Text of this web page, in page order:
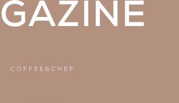
COFFEE&CHEF